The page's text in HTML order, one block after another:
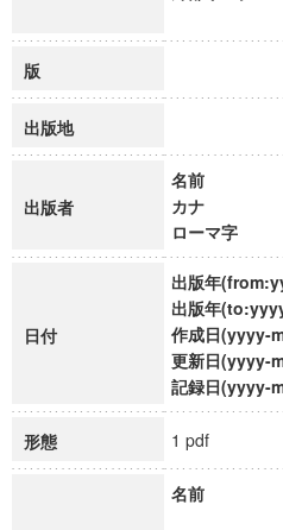
版
出版地
出版者
名前
カナ
ローマ字
日付
出版年
出版年
作成日(yyyy-
更新日(yyyy-
記録日(yyyy-
形態 1 pdf
名前